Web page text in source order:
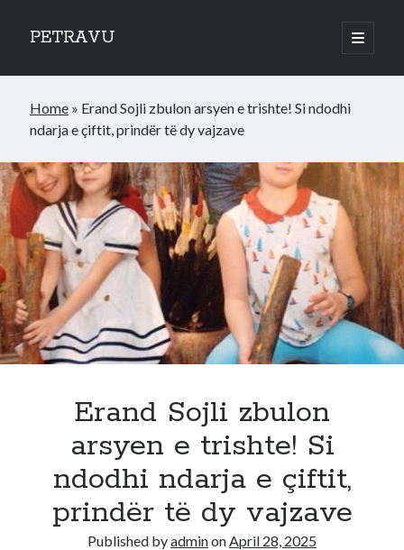
PETRAVU
open
primary
Sidebar
Bank
Credit Cards
World
Home » Erand Sojli zbulon arsyen e trishte! Si ndodhi
ndarja e çiftit, prindër të dy vajzave
Erand Sojli zbulon
arsyen e trishte! Si
ndodhi ndarja e çiftit,
prindër të dy vajzave
Published byadminonApril 28, 2025